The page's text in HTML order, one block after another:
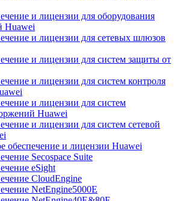
и лицензии для оборудования
Huawei
и лицензии для сетевых шлюзов
и лицензии для систем защиты от
и лицензии для систем контроля
и лицензии для систем
Huawei
и лицензии для систем сетевой
обеспечение и лицензии Huawei
Secospace Suite
eSight
CloudEngine
NetEngine5000E